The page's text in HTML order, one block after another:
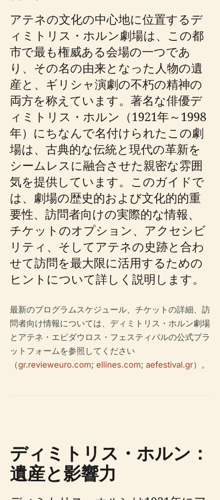
アテネの文化の中心地に位置するデ
ィミトリス・ホルン劇場は、この都
市で最も権威ある会場の一つであ
り、その名の由来となった人物の遺
産と、ギリシャ演劇の不朽の精神の
両方を称えています。著名な俳優デ
ィミトリス・ホルン（1921年～1998
年）にちなんで名付けられたこの劇
場は、古典的な伝統と現代の革新を
シームレスに融合させた親密な雰囲
気を提供しています。このガイドで
は、劇場の歴史的および文化的的重
要性、訪問者向けの実際的な情報、
チケットのオプション、アクセシビ
リティ、そしてアテネの史跡と合わ
せて訪問を最大限に活用するための
ヒントについて詳しく説明します。
最新のプログラムスケジュール、チケットの詳細、訪
問者向け情報については、ディミトリス・ホルン劇場
とアテネ・エピダウロス・フェスティバルの公式プラ
ットフォームを参照してください
（gr.revieweuro.com; ellines.com; aefestival.gr）。
ディミトリス・ホルン：
遺産と影響力